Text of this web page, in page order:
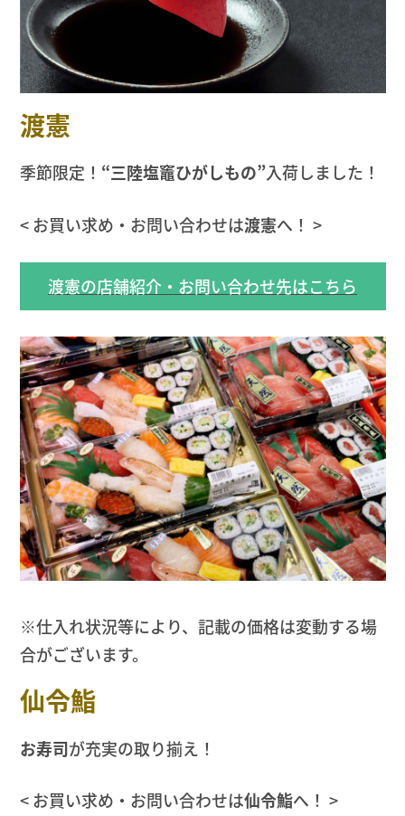
渡憲
季節限定！ “三陸塩竈ひがしもの”入荷しました！
< お買い求め・お問い合わせは渡憲へ！ >
渡憲の店舗紹介・お問い合わせ先はこちら
※仕入れ状況等により、記載の価格は変動する場
合がございます。
仙令鮨
お寿司が充実の取り揃え！
< お買い求め・お問い合わせは仙令鮨へ！ >